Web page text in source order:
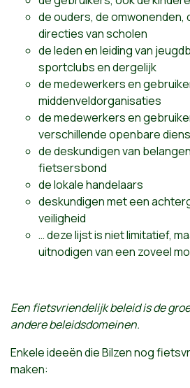
de ouders, de omwonenden,
directies van scholen
de leden en leiding van
sportclubs en dergelijk
de medewerkers en
middenveldorganisaties
de medewerkers en
verschillende openbare
de deskundigen van
fietsersbond
de lokale handelaars
deskundigen met een
veiligheid
… deze lijst is niet limitatief,
uitnodigen van een zoveel
Een fietsvriendelijk beleid is de
andere beleidsdomeinen.
Enkele ideeën die Bilzen nog
maken: